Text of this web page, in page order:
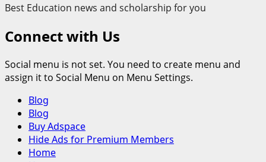
Best Education news and scholarship for you
Connect with Us
Social menu is not set. You need to create menu and
assign it to Social Menu on Menu Settings.
Primary
Menu
Blog
Blog
Buy Adspace
Hide Ads for Premium Members
Home